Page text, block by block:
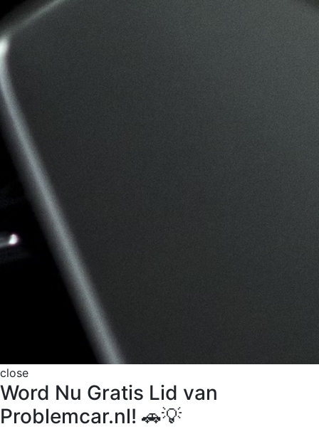
close
Word Nu Gratis Lid van
Problemcar.nl! 🚗💡